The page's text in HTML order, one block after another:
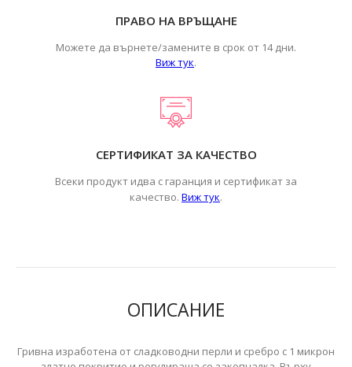
ПРАВО НА ВРЪЩАНЕ
Можете да върнете/замените в срок от 14 дни.
Виж тук.
СЕРТИФИКАТ ЗА КАЧЕСТВО
Всеки продукт идва с гаранция и сертификат за
качество. Виж тук.
ОПИСАНИЕ
Гривна изработена от сладководни перли и сребро с 1 микрон